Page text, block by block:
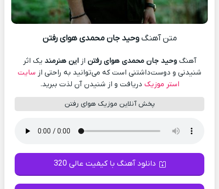
متن آهنگوحید جان محمدی هوای رفتن
آهنگوحید جان محمدی هوای رفتن ازاین هنرمند یک اثر
شنیدنی و دوست‌داشتنی است که می‌توانید به راحتی از سایت
استر موزیک دریافت و از شنیدن آن لذت ببرید.
پخش آنلاین موزیک هوای رفتن
دانلود آهنگ با کیفیت عالی 320